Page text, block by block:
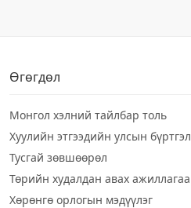
Өгөгдөл
Монгол хэлний тайлбар толь
Хуулийн этгээдийн улсын бүртгэл
Тусгай зөвшөөрөл
Төрийн худалдан авах ажиллагаа
Хөрөнгө орлогын мэдүүлэг